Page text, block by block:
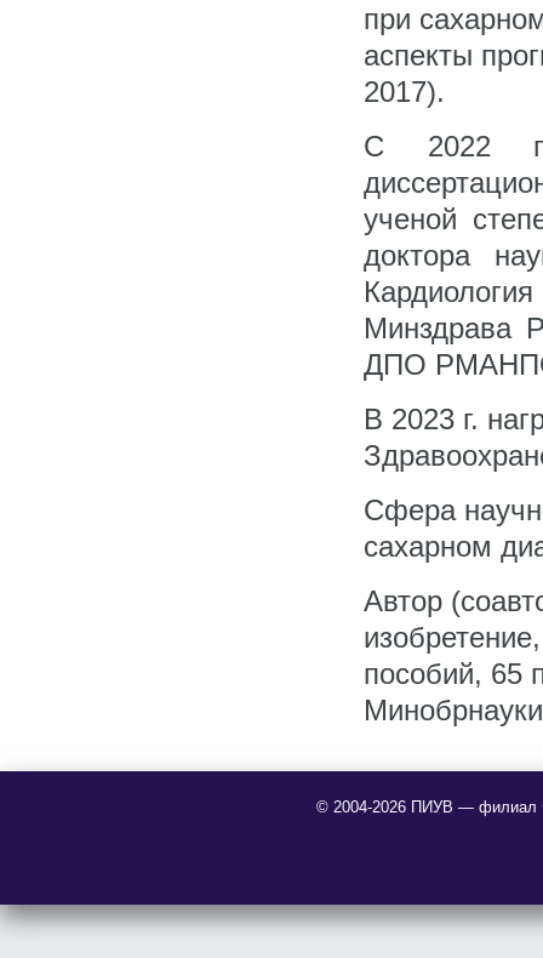
при
аспекты
2017).
С 2022 г.
ученой
доктора
Минздрава
ДПО
В 2023 г.
Сфера
сахарном
Автор
пособий, 65
© 2004-2026 ПИУВ — филиал